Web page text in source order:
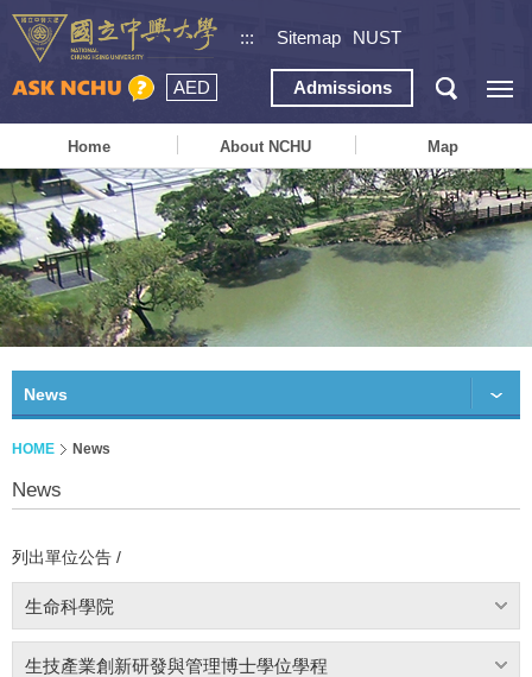
::: Sitemap NUST
AED Admissions
Home About NCHU Map
News
HOME News
News
列出單位公告 /
生命科學院
生技產業創新研發與管理博士學位學程